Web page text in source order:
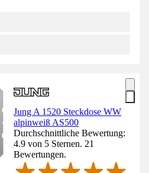
Jung A 1520 Steckdose WW
alpinweiß AS500
Durchschnittliche Bewertung:
4.9 von 5 Sternen. 21
Bewertungen.